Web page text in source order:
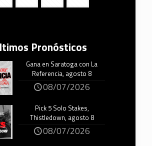
Pronósticos
Gana en Saratoga con La
Referencia, agosto 8
08/07/2026
Pick 5 Solo Stakes,
Thistledown, agosto 8
08/07/2026